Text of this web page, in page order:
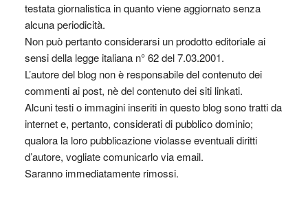
testata giornalistica in quanto viene aggiornato senza
alcuna periodicità.
Non può pertanto considerarsi un prodotto editoriale ai
sensi della legge italiana n° 62 del 7.03.2001.
L’autore del blog non è responsabile del contenuto dei
commenti ai post, nè del contenuto dei siti linkati.
Alcuni testi o immagini inseriti in questo blog sono tratti da
internet e, pertanto, considerati di pubblico dominio;
qualora la loro pubblicazione violasse eventuali diritti
d’autore, vogliate comunicarlo via email.
Saranno immediatamente rimossi.